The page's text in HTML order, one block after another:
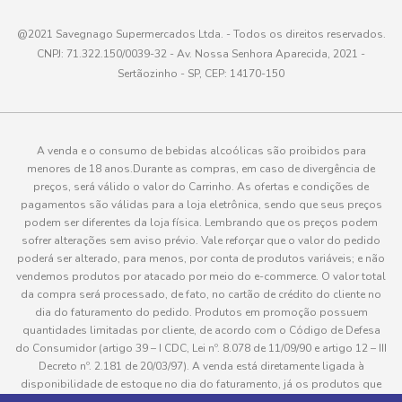
@2021 Savegnago Supermercados Ltda. - Todos os direitos reservados.
CNPJ: 71.322.150/0039-32 - Av. Nossa Senhora Aparecida, 2021 -
Sertãozinho - SP, CEP: 14170-150
A venda e o consumo de bebidas alcoólicas são proibidos para
menores de 18 anos.Durante as compras, em caso de divergência de
preços, será válido o valor do Carrinho. As ofertas e condições de
pagamentos são válidas para a loja eletrônica, sendo que seus preços
podem ser diferentes da loja física. Lembrando que os preços podem
sofrer alterações sem aviso prévio. Vale reforçar que o valor do pedido
poderá ser alterado, para menos, por conta de produtos variáveis; e não
vendemos produtos por atacado por meio do e-commerce. O valor total
da compra será processado, de fato, no cartão de crédito do cliente no
dia do faturamento do pedido. Produtos em promoção possuem
quantidades limitadas por cliente, de acordo com o Código de Defesa
do Consumidor (artigo 39 – I CDC, Lei nº. 8.078 de 11/09/90 e artigo 12 – III
Decreto nº. 2.181 de 20/03/97). A venda está diretamente ligada à
disponibilidade de estoque no dia do faturamento, já os produtos que